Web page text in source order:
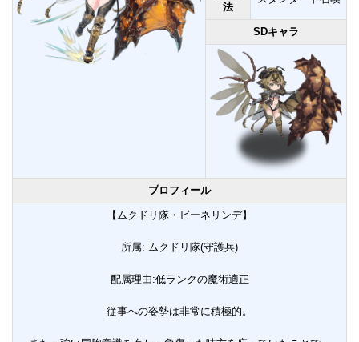
法
SDキャラ
プロフィール
【ムクドリ隊・ビーネリンデ】
所属: ムクドリ隊(守護兵)
配属理由:低ランクの魔術適正
従事への姿勢は非常に積極的。